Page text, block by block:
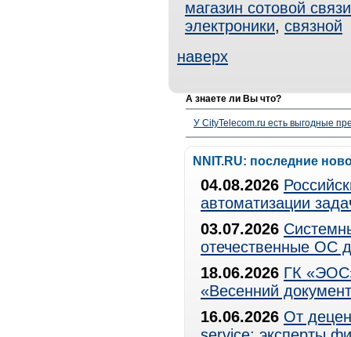
магазин сотовой связи
электроники, связной
наверх
А знаете ли Вы что?
У CityTelecom.ru есть выгодные
NNIT.RU: последние
04.08.2026
автоматизации
03.07.2026
отечественные ОС
18.06.2026 ГК
«Весенний
16.06.2026 От